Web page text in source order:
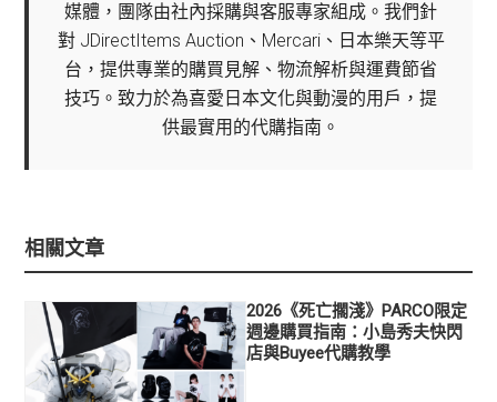
媒體，團隊由社內採購與客服專家組成。我們針
對 JDirectItems Auction、Mercari、日本樂天等平
台，提供專業的購買見解、物流解析與運費節省
技巧。致力於為喜愛日本文化與動漫的用戶，提
供最實用的代購指南。
相關文章
2026《死亡擱淺》PARCO限定
週邊購買指南：小島秀夫快閃
店與Buyee代購教學